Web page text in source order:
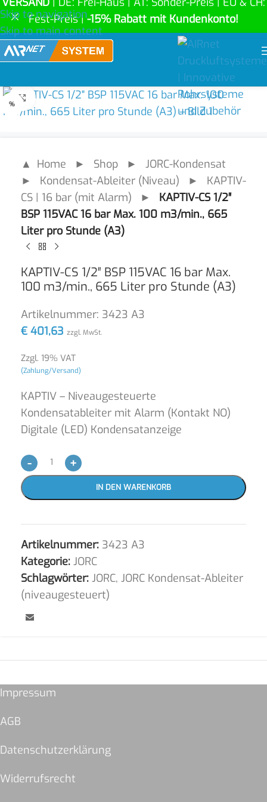
Skip to navigation
Skip to main content
Fest-Preis |-15% Rabatt mit Kundenkonto!
%
Click to enlarge
▲ Home ► Shop ► JORC-Kondensat
► Kondensat-Ableiter (Niveau) ► KAPTIV-
CS | 16 bar (mit Alarm) ► KAPTIV-CS 1/2″
BSP 115VAC 16 bar Max. 100 m3/min., 665
Liter pro Stunde (A3)
KAPTIV-CS 1/2″ BSP 115VAC 16 bar Max.
100 m3/min., 665 Liter pro Stunde (A3)
Artikelnummer: 3423 A3
€ 401,63 zzgl. MwSt.
Zzgl. 19% VAT
(Zahlung/Versand)
KAPTIV – Niveaugesteuerte
Kondensatableiter mit Alarm (Kontakt NO)
Digitale (LED) Kondensatanzeige
- +
IN DEN WARENKORB
Artikelnummer: 3423 A3
Kategorie: JORC
Schlagwörter: JORC, JORC Kondensat-Ableiter
(niveaugesteuert)
Impressum
AGB
Datenschutzerklärung
Widerrufsrecht